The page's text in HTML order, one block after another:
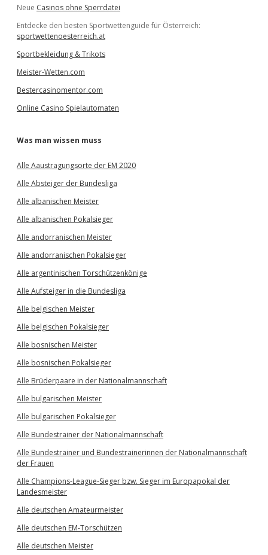
Neue Casinos ohne Sperrdatei
Entdecke den besten Sportwettenguide für Österreich:
sportwettenoesterreich.at
Sportbekleidung & Trikots
Meister-Wetten.com
Bestercasinomentor.com
Online Casino Spielautomaten
Was man wissen muss
Alle Aaustragungsorte der EM 2020
Alle Absteiger der Bundesliga
Alle albanischen Meister
Alle albanischen Pokalsieger
Alle andorranischen Meister
Alle andorranischen Pokalsieger
Alle argentinischen Torschützenkönige
Alle Aufsteiger in die Bundesliga
Alle belgischen Meister
Alle belgischen Pokalsieger
Alle bosnischen Meister
Alle bosnischen Pokalsieger
Alle Brüderpaare in der Nationalmannschaft
Alle bulgarischen Meister
Alle bulgarischen Pokalsieger
Alle Bundestrainer der Nationalmannschaft
Alle Bundestrainer und Bundestrainerinnen der Nationalmannschaft
der Frauen
Alle Champions-League-Sieger bzw. Sieger im Europapokal der
Landesmeister
Alle deutschen Amateurmeister
Alle deutschen EM-Torschützen
Alle deutschen Meister